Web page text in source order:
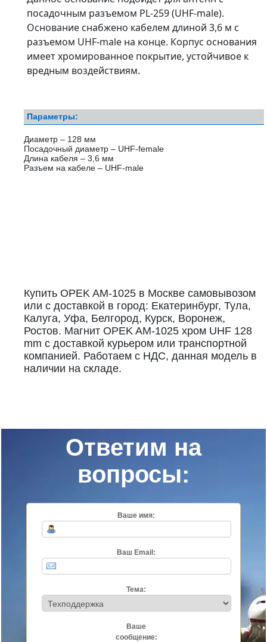
посадочным разъемом PL-259 (UHF-male).
Основание снабжено кабелем длиной 3,6 м с
разъемом UHF-male на конце. Корпус основания
имеет хромированное покрытие, устойчивое к
вредным воздействиям.
Параметры:
Диаметр – 128 мм
Посадочный диаметр – UHF-female
Длина кабеля – 3,6 мм
Разъем на кабеле – UHF-male⁠
Купить OPEK AM-1025 в Москве самовывозом
или с доставкой в город: Екатеринбург, Тула,
Калуга, Уфа, Белгород, Курск, Воронеж,
Ростов. Магнит OPEK AM-1025 хром UHF 128
mm с доставкой курьером или транспортной
компанией. Работаем с НДС, данная модель в
наличии на складе.
Ответим на
вопросы:
Ваше имя:
Ваш Email:
Тема:
Ваше
сообщение: